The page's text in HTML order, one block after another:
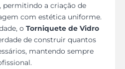
permitindo a criação de
com estética uniforme.
o Torniquete de Vidro
de construir quantos
mantendo sempre